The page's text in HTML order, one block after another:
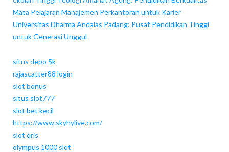
Mata Pelajaran Manajemen Perkantoran untuk Karier
Universitas Dharma Andalas Padang: Pusat Pendidikan Tinggi
untuk Generasi Unggul
situs depo 5k
rajascatter88 login
slot bonus
situs slot777
slot bet kecil
https://www.skyhylive.com/
slot qris
olympus 1000 slot